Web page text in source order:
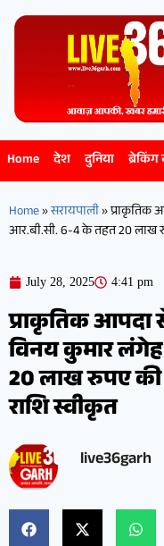
Home देश दुनिया
Home»सरायपाली»प्राकृतिक
आर.बी.सी. 6-4 के तहत 20 लाख
July 28, 2025 4:41 pm
प्राकृतिक आपदा
विनय कुमार
20 लाख रुपए
राशि स्वीकृत
live36garh